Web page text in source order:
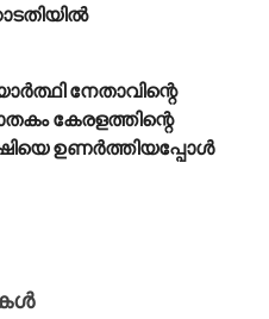
നേതാവിന്റെ
കേരളത്തിന്റെ
ഉണർത്തിയപ്പോൾ